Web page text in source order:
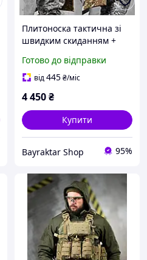
Плитоноска тактична зі
швидким скиданням +
Мультикам
Готово до відправки
від445₴/міс
4 450₴
Купити
Bayraktar Shop 95%